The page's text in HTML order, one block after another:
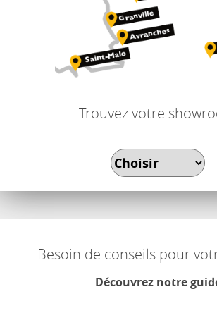
Trouvez votre
Besoin de conseils pour
Découvrez notre